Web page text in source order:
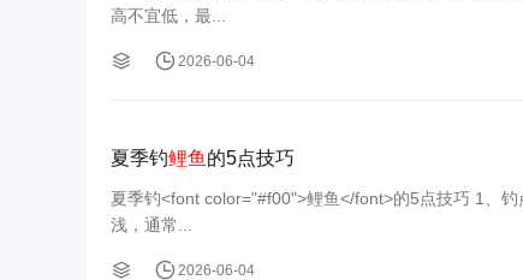
高不宜低，最...
2026-06-04
夏季钓鲤鱼 的5点技巧
夏季钓<font color="#f00">鲤鱼</font>的5点技巧 1、钓点宜静不宜惊，要选清静钓点，让鱼在窝内有安全感。 2、水位宜深不宜
浅，通常...
2026-06-04